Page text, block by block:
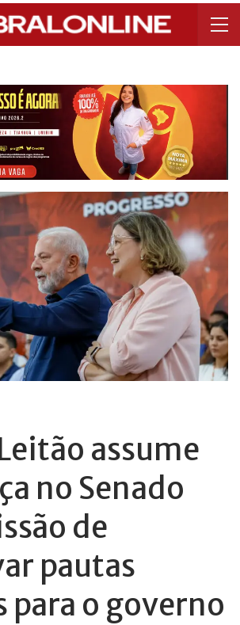
assume
no Senado
de
pautas
para o governo